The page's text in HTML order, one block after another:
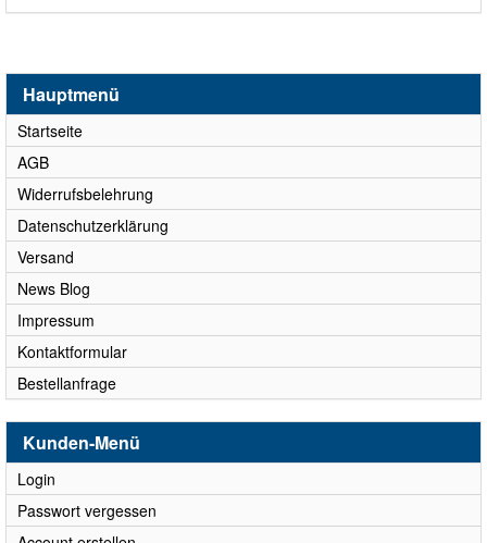
Hauptmenü
Startseite
AGB
Widerrufsbelehrung
Datenschutzerklärung
Versand
News Blog
Impressum
Kontaktformular
Bestellanfrage
Kunden-Menü
Login
Passwort vergessen